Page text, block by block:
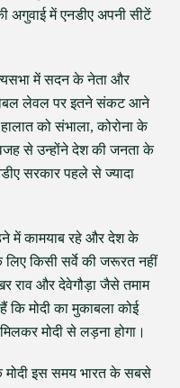
अगुवाई में एनडीए अपनी सीटें
में सदन के नेता और
लेवल पर इतने संकट आने
को संभाला, कोरोना के
से उन्होंने देश की जनता के
सरकार पहले से ज्यादा
में कामयाब रहे और देश के
किसी सर्वे की जरूरत नहीं
राव और देवेगौड़ा जैसे तमाम
मोदी का मुकाबला कोई
मोदी से लड़ना होगा।
मोदी इस समय भारत के सबसे